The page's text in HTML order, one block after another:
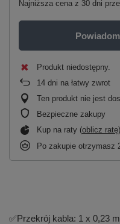
Najniższa cena z 30 dni
Produkt niedostępny
14 dni na łatwy zwrot
Ten produkt nie jest
Bezpieczne zakupy
Kup na raty (oblicz ratę)
Po zakupie otrzymasz
✅Przekrój kabla: 1 x 0,23